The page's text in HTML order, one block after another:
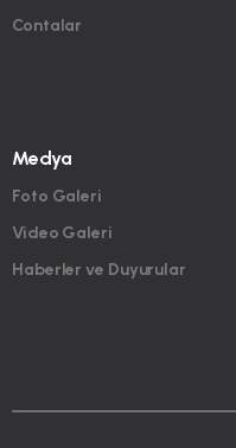
Contalar
Medya
Foto Galeri
Video Galeri
Haberler ve Duyurular